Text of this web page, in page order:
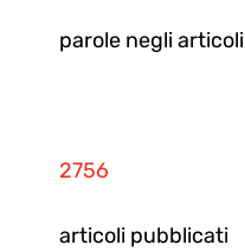
parole negli articoli
2756
articoli pubblicati